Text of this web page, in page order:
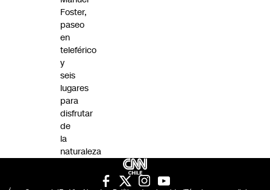
Foster,
paseo
en
teleférico
y
seis
lugares
para
disfrutar
de
la
naturaleza